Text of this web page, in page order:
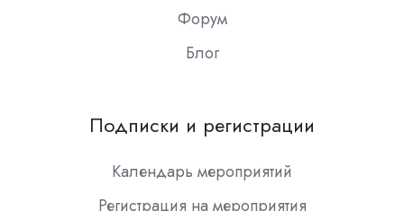
Форум
Блог
Подписки и регистрации
Календарь мероприятий
Регистрация на мероприятия